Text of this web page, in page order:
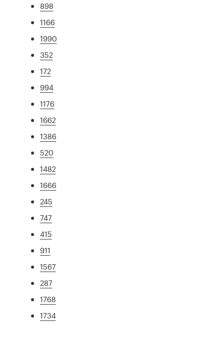
898
1166
1990
352
172
994
1176
1662
1386
520
1482
1666
245
747
415
911
1567
287
1768
1734